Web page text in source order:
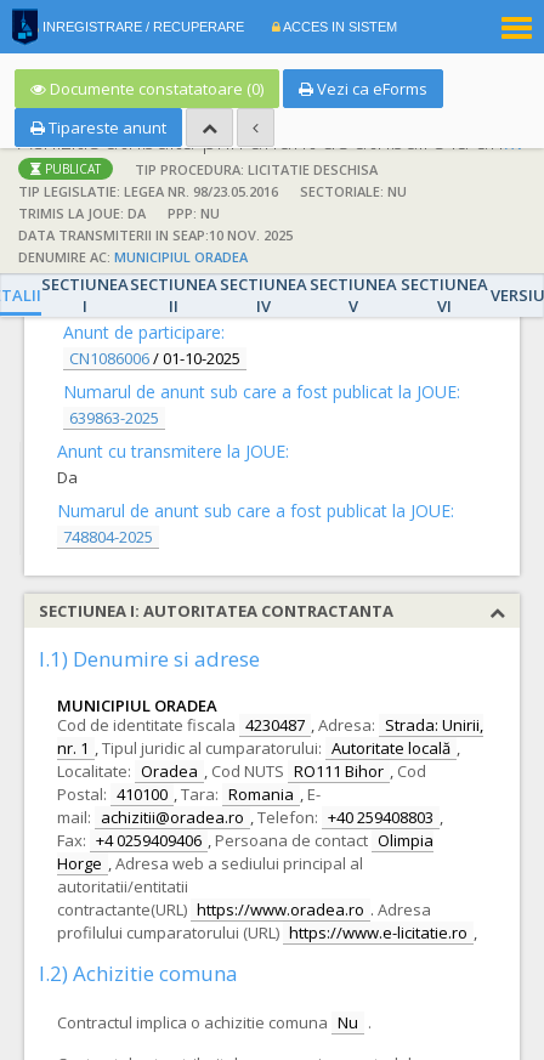
INREGISTRARE / RECUPERARE ACCES IN SISTEM
Documente constatatoare (0)
Vezi ca eForms
Tipareste anunt
Achizitie atribuita prin anunt de atribuire la anunt de participare
PUBLICAT
TIP PROCEDURA: LICITATIE DESCHISA
TIP LEGISLATIE: LEGEA NR. 98/23.05.2016
SECTORIALE: NU
TRIMIS LA JOUE: DA
PPP: NU
DATA TRANSMITERII IN SEAP:10 NOV. 2025
DENUMIRE AC: MUNICIPIUL ORADEA
SECTIUNEA
I
SECTIUNEA
II
SECTIUNEA
IV
SECTIUNEA
V
SECTIUNEA
VI
DETALII
Anunt de participare:
CN1086006/01-10-2025
Numarul de anunt sub care a fost publicat la JOUE:
639863-2025
Anunt cu transmitere la JOUE:
Da
Numarul de anunt sub care a fost publicat la JOUE:
748804-2025
SECTIUNEA I: AUTORITATEA CONTRACTANTA
I.1) Denumire si adrese
MUNICIPIUL ORADEA
Cod de identitate fiscala 4230487 ,Adresa: Strada: Unirii,
nr. 1 ,Tipul juridic al cumparatorului: Autoritate locală ,
Localitate: Oradea , Cod NUTS RO111 Bihor , Cod
Postal: 410100 ,Tara: Romania , E-
mail: achizitii@oradea.ro ,Telefon: +40 259408803 ,
Fax: +4 0259409406 , Persoana de contact Olimpia
Horge ,Adresa web a sediului principal al
autoritatii/entitatii
contractante(URL) https://www.oradea.ro . Adresa
profilului cumparatorului (URL) https://www.e-licitatie.ro ,
I.2) Achizitie comuna
Contractul implica o achizitie comuna Nu .